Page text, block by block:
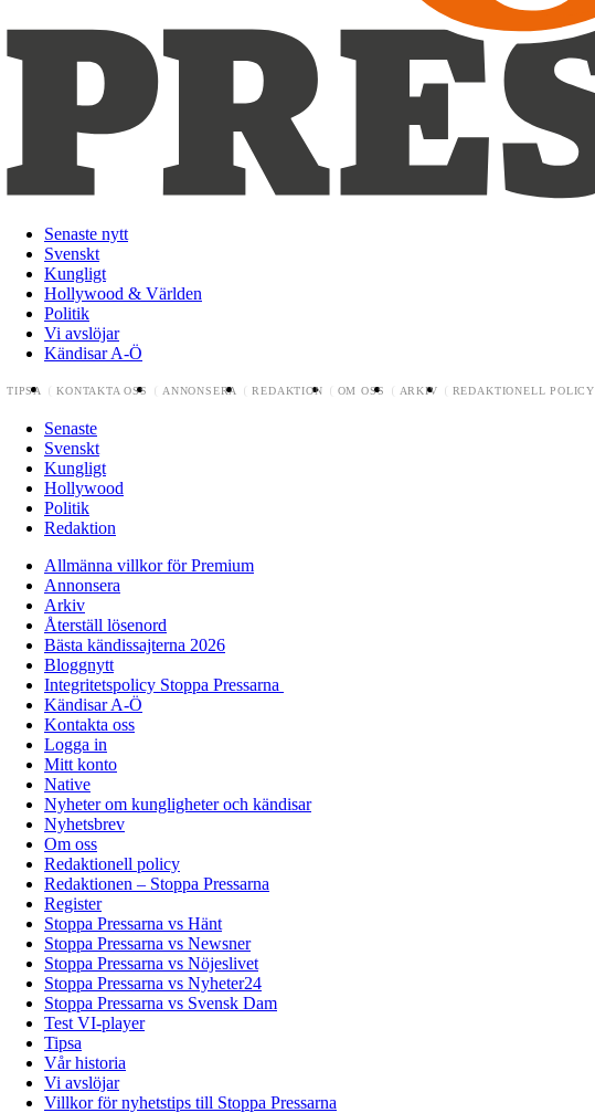
Senaste nytt
Svenskt
Kungligt
Hollywood & Världen
Politik
Vi avslöjar
Kändisar A-Ö
TIPSA KONTAKTA OSS ANNONSERA REDAKTION OM OSS ARKIV REDAKTIONELL POLICY
Senaste
Svenskt
Kungligt
Hollywood
Politik
Redaktion
Allmänna villkor för Premium
Annonsera
Arkiv
Återställ lösenord
Bästa kändissajterna 2026
Bloggnytt
Integritetspolicy Stoppa Pressarna
Kändisar A-Ö
Kontakta oss
Logga in
Mitt konto
Native
Nyheter om kungligheter och kändisar
Nyhetsbrev
Om oss
Redaktionell policy
Redaktionen – Stoppa Pressarna
Register
Stoppa Pressarna vs Hänt
Stoppa Pressarna vs Newsner
Stoppa Pressarna vs Nöjeslivet
Stoppa Pressarna vs Nyheter24
Stoppa Pressarna vs Svensk Dam
Test VI-player
Tipsa
Vår historia
Vi avslöjar
Villkor för nyhetstips till Stoppa Pressarna